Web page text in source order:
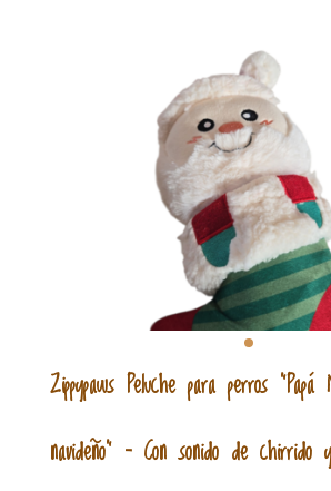
Zippypaws Peluche para perros
navideño” – Con sonido de chirrido